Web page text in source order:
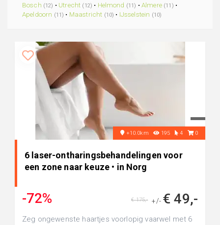
Bosch (12) • Utrecht (12) • Helmond (11) • Almere (11) •
Apeldoorn (11) • Maastricht (10) • IJsselstein (10)
+10.0km 195 4 0
6 laser-ontharingsbehandelingen voor
een zone naar keuze • in Norg
-72% +/- € 49,-
€ 175,-
Zeg ongewenste haartjes voorlopig vaarwel met 6